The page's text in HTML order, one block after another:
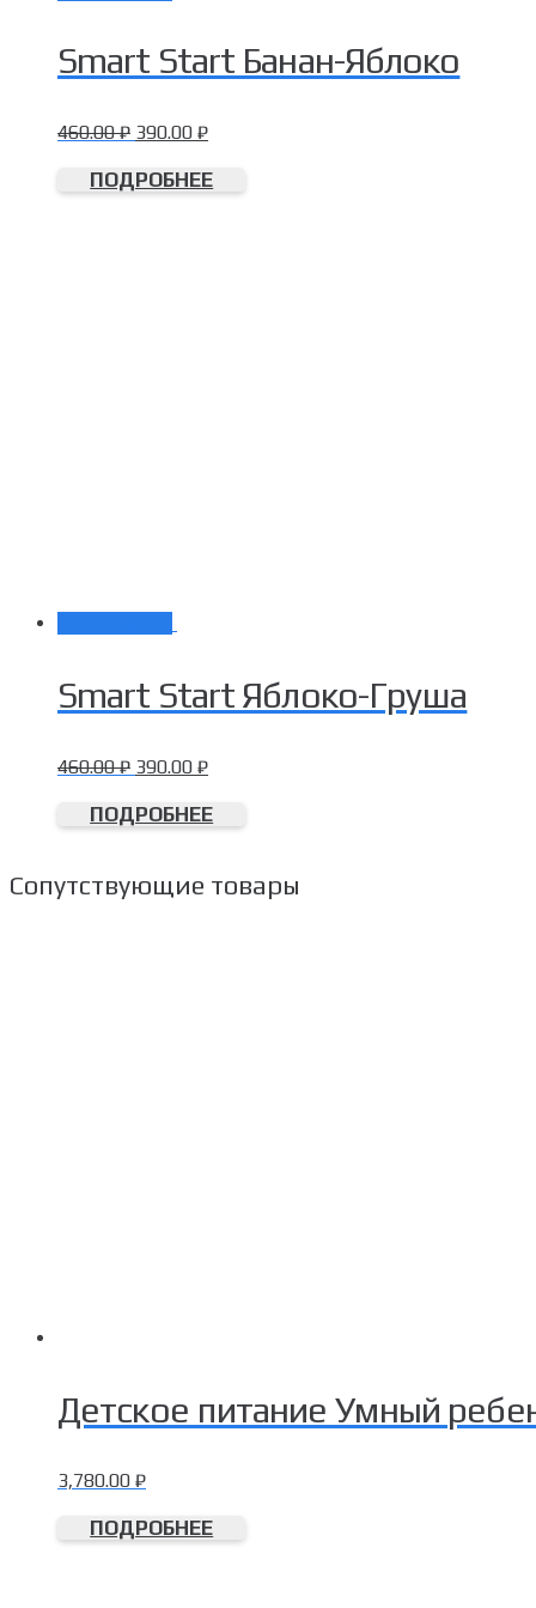
Smart Start Банан-Яблоко
460.00₽ 390.00 ₽
ПОДРОБНЕЕ
Smart Start Яблоко-Груша
460.00₽ 390.00 ₽
ПОДРОБНЕЕ
Сопутствующие товары
Детское питание Умный
3,780.00 ₽
ПОДРОБНЕЕ